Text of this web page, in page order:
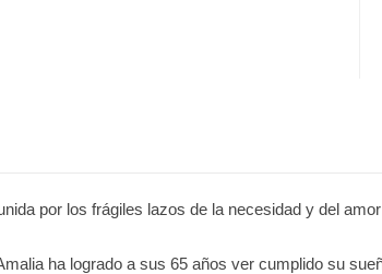
por los frágiles lazos de la necesidad y del
ha logrado a sus 65 años ver cumplido su